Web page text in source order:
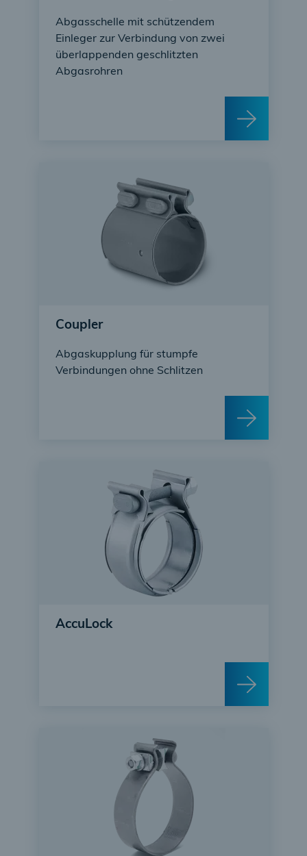
Abgasschelle mit schützendem
Einleger zur Verbindung von zwei
überlappenden geschlitzten
Abgasrohren
Coupler
Abgaskupplung für stumpfe
Verbindungen ohne Schlitzen
AccuLock